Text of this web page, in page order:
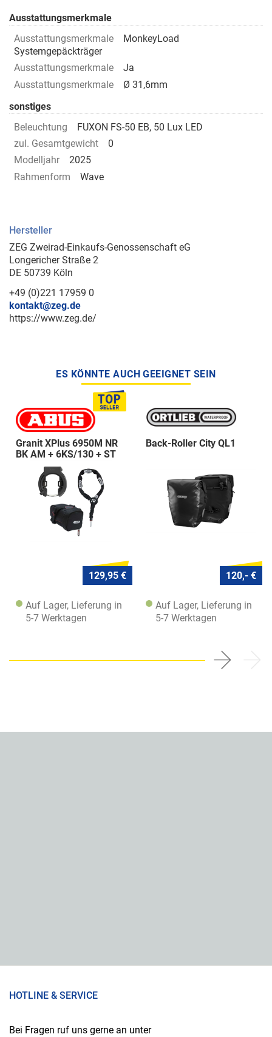
Ausstattungsmerkmale
Ausstattungsmerkmale
MonkeyLoad
Systemgepäckträger
Ausstattungsmerkmale
Ja
Ausstattungsmerkmale
Ø 31,6mm
sonstiges
Beleuchtung
FUXON FS-50 EB, 50 Lux LED
zul. Gesamtgewicht
0
Modelljahr
2025
Rahmenform
Wave
Hersteller
ZEG Zweirad-Einkaufs-Genossenschaft eG
Longericher Straße 2
DE 50739 Köln
+49 (0)221 17959 0
kontakt@zeg.de
https://www.zeg.de/
ES KÖNNTE AUCH GEEIGNET SEIN
Granit XPlus 6950M NR
BK AM + 6KS/130 + ST
129,95 €
Auf Lager, Lieferung in
5-7 Werktagen
Back-Roller City QL1
120,- €
Auf Lager, Lieferung in
5-7 Werktagen
HOTLINE & SERVICE
Bei Fragen ruf uns gerne an unter